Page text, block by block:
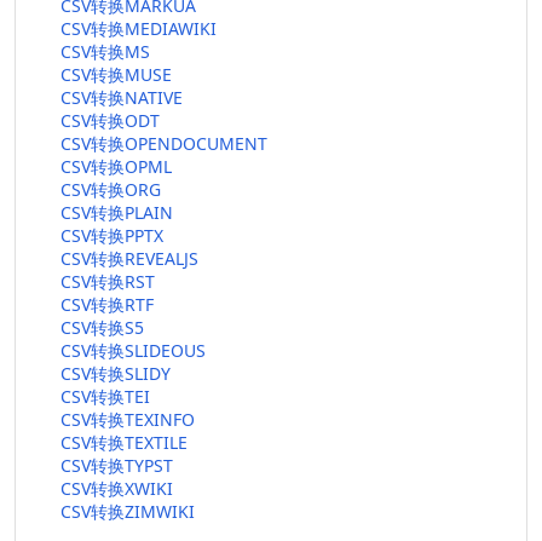
CSV转换MARKUA
CSV转换MEDIAWIKI
CSV转换MS
CSV转换MUSE
CSV转换NATIVE
CSV转换ODT
CSV转换OPENDOCUMENT
CSV转换OPML
CSV转换ORG
CSV转换PLAIN
CSV转换PPTX
CSV转换REVEALJS
CSV转换RST
CSV转换RTF
CSV转换S5
CSV转换SLIDEOUS
CSV转换SLIDY
CSV转换TEI
CSV转换TEXINFO
CSV转换TEXTILE
CSV转换TYPST
CSV转换XWIKI
CSV转换ZIMWIKI